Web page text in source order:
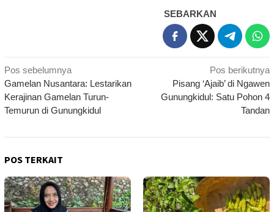
SEBARKAN
Navigasi
pos
Pos sebelumnya
Gamelan Nusantara: Lestarikan
Kerajinan Gamelan Turun-
Temurun di Gunungkidul
Pos berikutnya
Pisang ‘Ajaib’ di Ngawen
Gunungkidul: Satu Pohon 4
Tandan
POS TERKAIT